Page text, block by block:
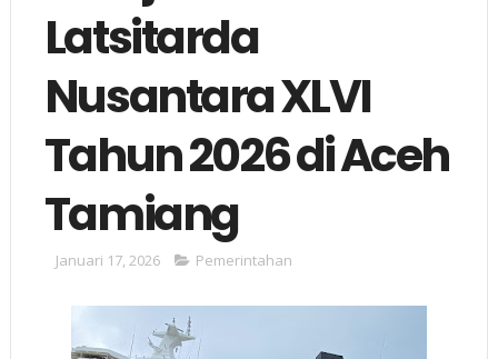
Latsitarda
Nusantara XLVI
Tahun 2026 di Aceh
Tamiang
Januari 17, 2026 Pemerintahan